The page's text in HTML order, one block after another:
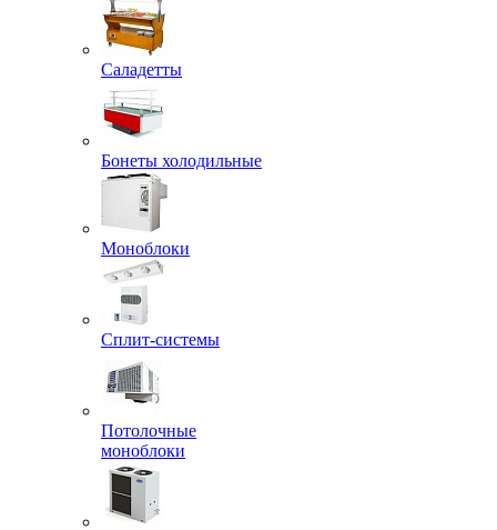
Саладетты
Бонеты холодильные
Моноблоки
Сплит-системы
Потолочные
моноблоки